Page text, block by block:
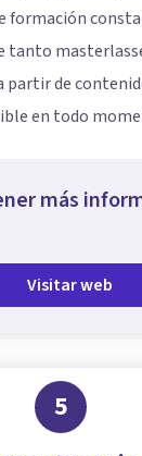
formación consta
tanto
partir de
en todo
más
Visitar web
5